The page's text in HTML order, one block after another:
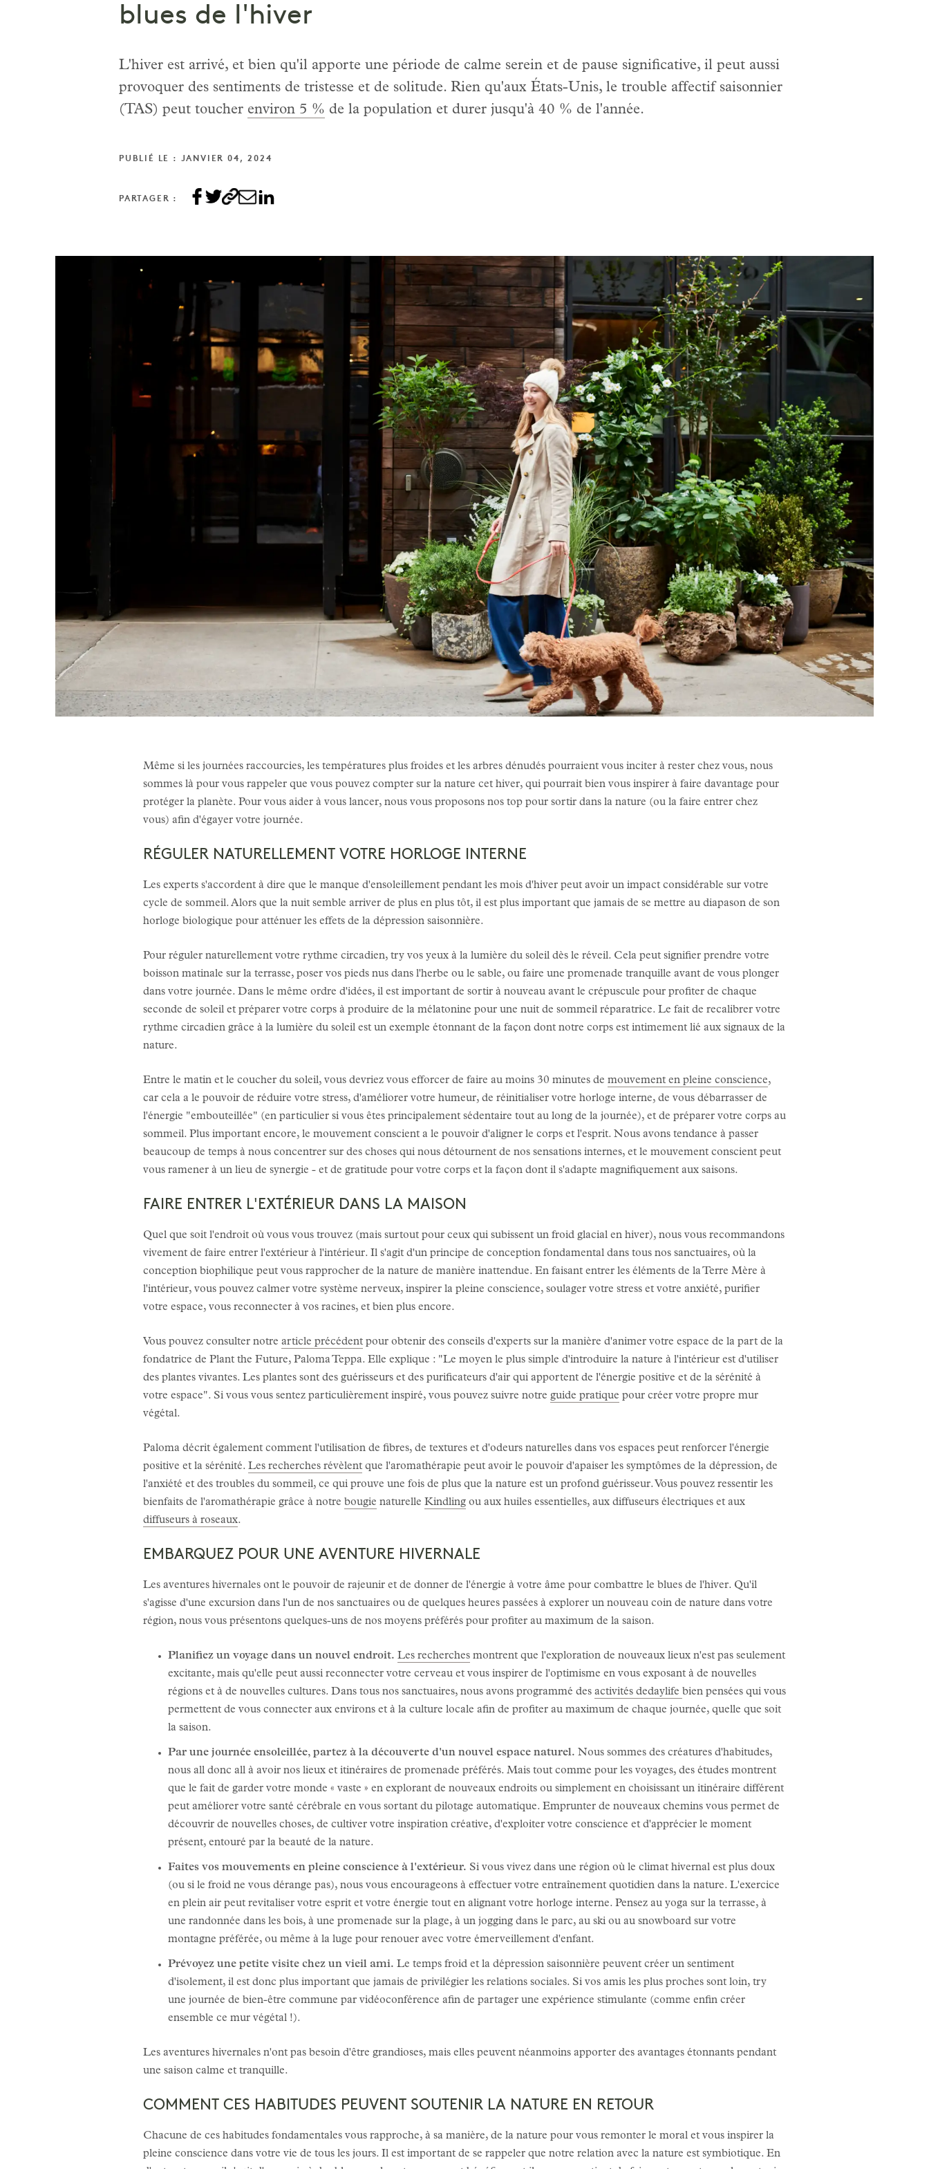
blues de l'hiver
L'hiver est arrivé, et bien qu'il apporte une période de calme serein et de pause significative, il peut aussi
provoquer des sentiments de tristesse et de solitude. Rien qu'aux États-Unis, le trouble affectif saisonnier
(TAS) peut toucher environ 5 % de la population et durer jusqu'à 40 % de l'année.
PUBLIÉ LE : JANVIER 04, 2024
PARTAGER :
Même si les journées raccourcies, les températures plus froides et les arbres dénudés pourraient vous inciter à rester chez vous, nous
sommes là pour vous rappeler que vous pouvez compter sur la nature cet hiver, qui pourrait bien vous inspirer à faire davantage pour
protéger la planète. Pour vous aider à vous lancer, nous vous proposons nos top pour sortir dans la nature (ou la faire entrer chez
vous) afin d'égayer votre journée.
RÉGULER NATURELLEMENT VOTRE HORLOGE INTERNE
Les experts s'accordent à dire que le manque d'ensoleillement pendant les mois d'hiver peut avoir un impact considérable sur votre
cycle de sommeil. Alors que la nuit semble arriver de plus en plus tôt, il est plus important que jamais de se mettre au diapason de son
horloge biologique pour atténuer les effets de la dépression saisonnière.
Pour réguler naturellement votre rythme circadien, try vos yeux à la lumière du soleil dès le réveil. Cela peut signifier prendre votre
boisson matinale sur la terrasse, poser vos pieds nus dans l'herbe ou le sable, ou faire une promenade tranquille avant de vous plonger
dans votre journée. Dans le même ordre d'idées, il est important de sortir à nouveau avant le crépuscule pour profiter de chaque
seconde de soleil et préparer votre corps à produire de la mélatonine pour une nuit de sommeil réparatrice. Le fait de recalibrer votre
rythme circadien grâce à la lumière du soleil est un exemple étonnant de la façon dont notre corps est intimement lié aux signaux de la
nature.
Entre le matin et le coucher du soleil, vous devriez vous efforcer de faire au moins 30 minutes de mouvement en pleine conscience,
car cela a le pouvoir de réduire votre stress, d'améliorer votre humeur, de réinitialiser votre horloge interne, de vous débarrasser de
l'énergie "embouteillée" (en particulier si vous êtes principalement sédentaire tout au long de la journée), et de préparer votre corps au
sommeil. Plus important encore, le mouvement conscient a le pouvoir d'aligner le corps et l'esprit. Nous avons tendance à passer
beaucoup de temps à nous concentrer sur des choses qui nous détournent de nos sensations internes, et le mouvement conscient peut
vous ramener à un lieu de synergie - et de gratitude pour votre corps et la façon dont il s'adapte magnifiquement aux saisons.
FAIRE ENTRER L'EXTÉRIEUR DANS LA MAISON
Quel que soit l'endroit où vous vous trouvez (mais surtout pour ceux qui subissent un froid glacial en hiver), nous vous recommandons
vivement de faire entrer l'extérieur à l'intérieur. Il s'agit d'un principe de conception fondamental dans tous nos sanctuaires, où la
conception biophilique peut vous rapprocher de la nature de manière inattendue. En faisant entrer les éléments de la Terre Mère à
l'intérieur, vous pouvez calmer votre système nerveux, inspirer la pleine conscience, soulager votre stress et votre anxiété, purifier
votre espace, vous reconnecter à vos racines, et bien plus encore.
Vous pouvez consulter notre article précédent pour obtenir des conseils d'experts sur la manière d'animer votre espace de la part de la
fondatrice de Plant the Future, Paloma Teppa. Elle explique : "Le moyen le plus simple d'introduire la nature à l'intérieur est d'utiliser
des plantes vivantes. Les plantes sont des guérisseurs et des purificateurs d'air qui apportent de l'énergie positive et de la sérénité à
votre espace". Si vous vous sentez particulièrement inspiré, vous pouvez suivre notre guide pratique pour créer votre propre mur
végétal.
Paloma décrit également comment l'utilisation de fibres, de textures et d'odeurs naturelles dans vos espaces peut renforcer l'énergie
positive et la sérénité. Les recherches révèlent que l'aromathérapie peut avoir le pouvoir d'apaiser les symptômes de la dépression, de
l'anxiété et des troubles du sommeil, ce qui prouve une fois de plus que la nature est un profond guérisseur. Vous pouvez ressentir les
bienfaits de l'aromathérapie grâce à notre bougie naturelle Kindling ou aux huiles essentielles, aux diffuseurs électriques et aux
diffuseurs à roseaux.
EMBARQUEZ POUR UNE AVENTURE HIVERNALE
Les aventures hivernales ont le pouvoir de rajeunir et de donner de l'énergie à votre âme pour combattre le blues de l'hiver. Qu'il
s'agisse d'une excursion dans l'un de nos sanctuaires ou de quelques heures passées à explorer un nouveau coin de nature dans votre
région, nous vous présentons quelques-uns de nos moyens préférés pour profiter au maximum de la saison.
Planifiez un voyage dans un nouvel endroit. Les recherches montrent que l'exploration de nouveaux lieux n'est pas seulement
excitante, mais qu'elle peut aussi reconnecter votre cerveau et vous inspirer de l'optimisme en vous exposant à de nouvelles
régions et à de nouvelles cultures. Dans tous nos sanctuaires, nous avons programmé des activités dedaylife bien pensées qui vous
permettent de vous connecter aux environs et à la culture locale afin de profiter au maximum de chaque journée, quelle que soit
la saison.
Par une journée ensoleillée, partez à la découverte d'un nouvel espace naturel. Nous sommes des créatures d'habitudes,
nous all donc all à avoir nos lieux et itinéraires de promenade préférés. Mais tout comme pour les voyages, des études montrent
que le fait de garder votre monde « vaste » en explorant de nouveaux endroits ou simplement en choisissant un itinéraire différent
peut améliorer votre santé cérébrale en vous sortant du pilotage automatique. Emprunter de nouveaux chemins vous permet de
découvrir de nouvelles choses, de cultiver votre inspiration créative, d'exploiter votre conscience et d'apprécier le moment
présent, entouré par la beauté de la nature.
Faites vos mouvements en pleine conscience à l'extérieur. Si vous vivez dans une région où le climat hivernal est plus doux
(ou si le froid ne vous dérange pas), nous vous encourageons à effectuer votre entraînement quotidien dans la nature. L'exercice
en plein air peut revitaliser votre esprit et votre énergie tout en alignant votre horloge interne. Pensez au yoga sur la terrasse, à
une randonnée dans les bois, à une promenade sur la plage, à un jogging dans le parc, au ski ou au snowboard sur votre
montagne préférée, ou même à la luge pour renouer avec votre émerveillement d'enfant.
Prévoyez une petite visite chez un vieil ami. Le temps froid et la dépression saisonnière peuvent créer un sentiment
d'isolement, il est donc plus important que jamais de privilégier les relations sociales. Si vos amis les plus proches sont loin, try
une journée de bien-être commune par vidéoconférence afin de partager une expérience stimulante (comme enfin créer
ensemble ce mur végétal !).
Les aventures hivernales n'ont pas besoin d'être grandioses, mais elles peuvent néanmoins apporter des avantages étonnants pendant
une saison calme et tranquille.
COMMENT CES HABITUDES PEUVENT SOUTENIR LA NATURE EN RETOUR
Chacune de ces habitudes fondamentales vous rapproche, à sa manière, de la nature pour vous remonter le moral et vous inspirer la
pleine conscience dans votre vie de tous les jours. Il est important de se rappeler que notre relation avec la nature est symbiotique. En